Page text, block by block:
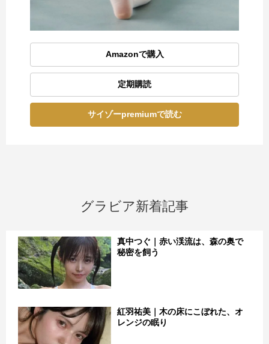
Amazonで購入
定期購読
サイゾーpremiumで読む
グラビア新着記事
真中つぐ｜赤い渓流は、森の奥で
秘密を飼う
紅羽祐美｜木の床にこぼれた、オ
レンジの眠り